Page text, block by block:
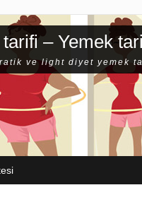
– Yemek
ve light diyet yemek